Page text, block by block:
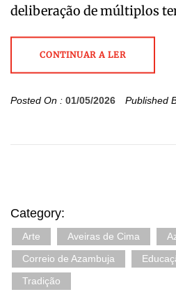
deliberação de múltiplos
CONTINUAR A LER
Posted On : 01/05/2026 Published
Category:
Arte Aveiras de Cima
Correio de Azambuja
Tradição